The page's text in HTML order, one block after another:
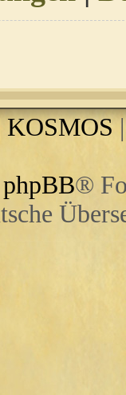
KOSMOS
phpBB®